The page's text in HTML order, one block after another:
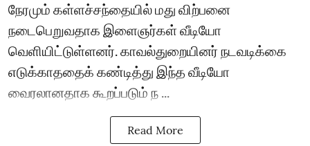
நேரமும் கள்ளச்சந்தையில் மது விற்பனை
நடைபெறுவதாக இளைஞர்கள் வீடியோ
வெளியிட்டுள்ளனர். காவல்துறையினர் நடவடிக்கை
எடுக்காததைக் கண்டித்து இந்த வீடியோ
வைரலானதாக கூறப்படும் ந ...
Read More